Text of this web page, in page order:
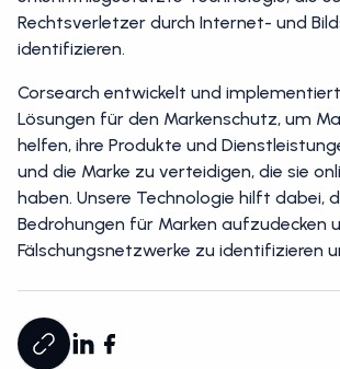
Rechtsverletzer durch Internet- und
identifizieren.
Corsearch entwickelt und
Lösungen für den Markenschutz, um
helfen, ihre Produkte und
und die Marke zu verteidigen, die sie
haben. Unsere Technologie hilft dabei,
Bedrohungen für Marken aufzudecken
Fälschungsnetzwerke zu identifizieren